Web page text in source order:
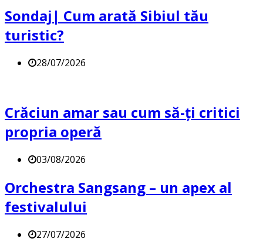
Sondaj| Cum arată Sibiul tău
turistic?
28/07/2026
Crăciun amar sau cum să-ți critici
propria operă
03/08/2026
Orchestra Sangsang – un apex al
festivalului
27/07/2026